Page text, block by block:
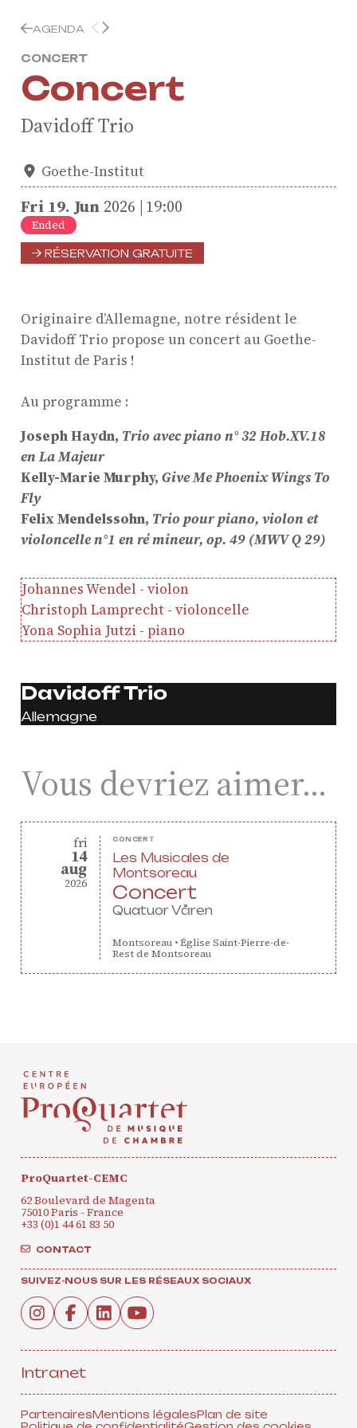
AGENDA
CONCERT
Concert
Davidoff Trio
Goethe-Institut
Fri 19. Jun 2026 19:00
Ended
RÉSERVATION GRATUITE
Originaire d’Allemagne, notre résident le
Davidoff Trio propose un concert au Goethe-
Institut de Paris !
Au programme :
Joseph Haydn, Trio avec piano n° 32 Hob.XV.18
en La Majeur
Kelly-Marie Murphy,Give Me Phoenix Wings To
Fly
Felix Mendelssohn, Trio pour piano, violon et
violoncelle n°1 en ré mineur, op. 49 (MWV Q 29)
Johannes Wendel - violon
Christoph Lamprecht - violoncelle
Yona Sophia Jutzi - piano
Davidoff Trio
Allemagne
Vous devriez aimer…
friday
fri
14
august
aug
2026
CONCERT
Les Musicales de
Montsoreau
Concert
Quatuor Våren
Montsoreau •Église Saint-Pierre-de-
Rest de Montsoreau
ProQuartet-CEMC
62 Boulevard de Magenta
75010 Paris - France
+33 (0)1 44 61 83 50
CONTACT
SUIVEZ-NOUS SUR LES RÉSEAUX SOCIAUX
Intranet
PartenairesMentions légalesPlan de site
ProQuartet - Centre
Européen de Musique de
Chambre
Résidence jeunes
interprètes
professionnelle et
masterclasses
Projets européens
Concerts et événements
Pratiques amateurs
Actualités
Soutenir ProQuartet
CONTACT
NEWSLETTER
PETITES ANNONCES